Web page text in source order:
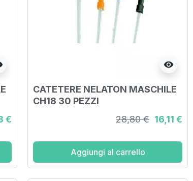
€
visibility
CATETERE NELATON MASCHILE
CH18 30 PEZZI
28,80 € 16,11 €
Aggiungi al carrello